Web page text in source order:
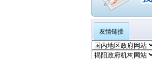
友情链接